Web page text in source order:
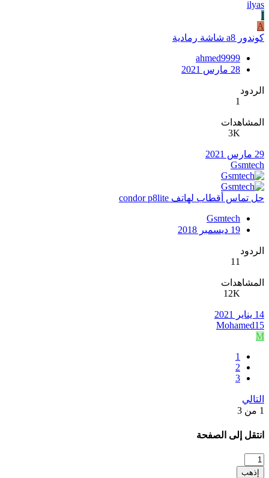
ilyas
I
A
كوندور a8 شاشة رمادية
ahmed9999
28 مارس 2021
الردود
1
المشاهدات
3K
29 مارس 2021
Gsmtech
حل تماس أقطاب لهاتف condor p8lite
Gsmtech
19 ديسمبر 2018
الردود
11
المشاهدات
12K
14 يناير 2021
Mohamed15
M
1
2
3
التالي
1 من 3
انتقل إلى الصفحة
إذهب